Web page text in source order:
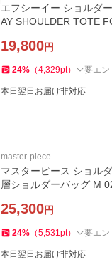
エフシーイー ショルダ
AY SHOULDER TOTE
19,800円
24% （4,329pt） 要エン
本日翌日お届け非対応
master-piece
マスターピース ショル
層ショルダーバッグ M
25,300円
24% （5,531pt） 要エン
本日翌日お届け非対応